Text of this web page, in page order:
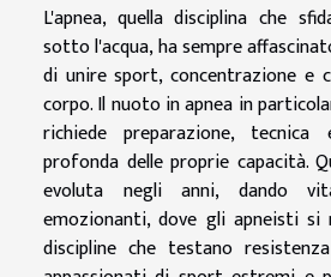
L'apnea, quella disciplina che
sotto l'acqua, ha sempre
di unire sport, concentrazione e
corpo. Il nuoto in apnea in
richiede preparazione, tecnica
profonda delle proprie capacità.
evoluta negli anni, dando
emozionanti, dove gli apneisti si
discipline che testano